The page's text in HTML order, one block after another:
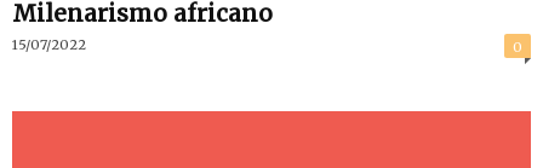
Milenarismo africano
15/07/2022 0